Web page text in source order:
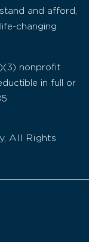
and afford,
changing
nonprofit
in full or
All Rights